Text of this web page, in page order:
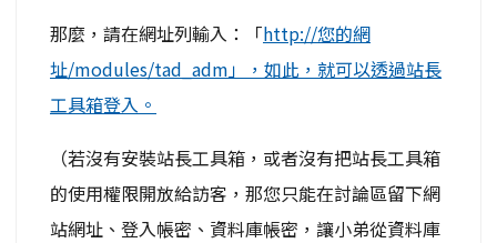
那麼，請在網址列輸入：「http://您的網
址/modules/tad_adm」，如此，就可以透過站長
工具箱登入。
（若沒有安裝站長工具箱，或者沒有把站長工具箱
的使用權限開放給訪客，那您只能在討論區留下網
站網址、登入帳密、資料庫帳密，讓小弟從資料庫